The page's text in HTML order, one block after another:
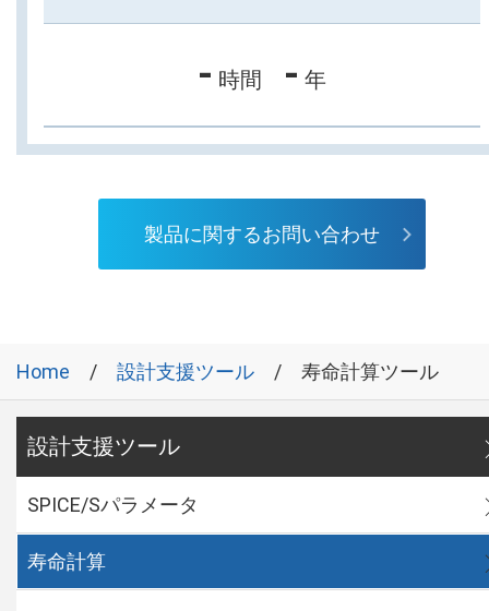
- 時間 - 年
製品に関するお問い合わせ
Home 設計支援ツール 寿命計算ツール
設計支援ツール
SPICE/Sパラメータ
寿命計算